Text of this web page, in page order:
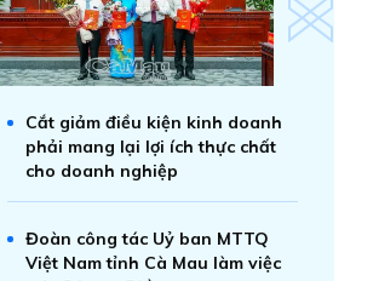
Cắt giảm điều kiện kinh doanh
phải mang lại lợi ích thực chất
cho doanh nghiệp
Đoàn công tác Uỷ ban MTTQ
Việt Nam tỉnh Cà Mau làm việc